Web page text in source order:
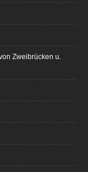
Zweibrücken u.